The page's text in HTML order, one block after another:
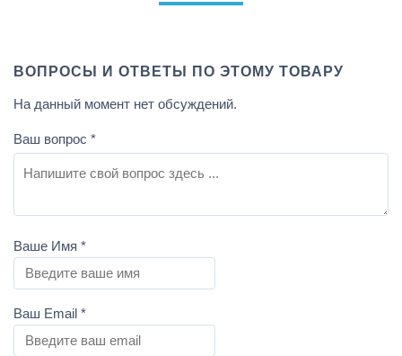
ВОПРОСЫ И ОТВЕТЫ ПО ЭТОМУ ТОВАРУ
На данный момент нет обсуждений.
Ваш вопрос *
Ваше Имя *
Ваш Email *